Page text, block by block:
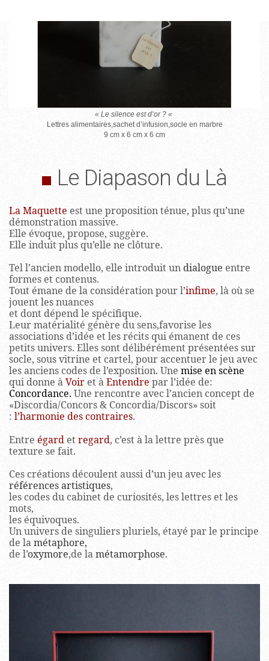
« Le silence est d’or ? «
Lettres alimentaires,sachet d’infusion,socle en marbre
9 cm x 6 cm x 6 cm
Le Diapason du Là
La Maquette est une proposition ténue, plus qu’une
démonstration massive.
Elle évoque, propose, suggère.
Elle induit plus qu’elle ne clôture.
Tel l’ancien modello, elle introduit undialogue entre
formes et contenus.
Tout émane de la considération pour l’infime, là où se
jouent les nuances
et dont dépend le spécifique.
Leur matérialité génère du sens,favorise les
associations d’idée et les récits qui émanent de ces
petits univers. Elles sont délibérément présentées sur
socle, sous vitrine et cartel, pour accentuer le jeu avec
les anciens codes de l’exposition. Une mise en scène
qui donne àVoir et àEntendre par l’idée de:
Concordance. Une rencontre avec l’ancien concept de
«Discordia/Concors & Concordia/Discors» soit
: l’harmonie des contraires.
Entre égardetregard, c’est à la lettre près que
texture se fait.
Ces créations découlent aussi d’un jeu avec les
références artistiques,
les codes du cabinet de curiosités, les lettres et les
mots,
les équivoques.
Un univers de singuliers pluriels, étayé par le principe
de lamétaphore,
de l’oxymore,de lamétamorphose.